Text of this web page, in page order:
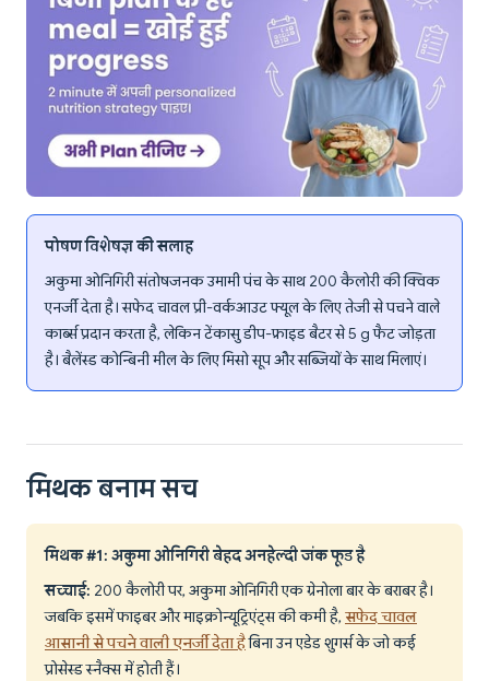
पोषण विशेषज्ञ की सलाह
अकुमा ओनिगिरी संतोषजनक उमामी पंच के साथ 200 कैलोरी की क्विक
एनर्जी देता है। सफेद चावल प्री-वर्कआउट फ्यूल के लिए तेजी से पचने वाले
कार्ब्स प्रदान करता है, लेकिन टेंकासु डीप-फ्राइड बैटर से 5 g फैट जोड़ता
है। बैलेंस्ड कोन्बिनी मील के लिए मिसो सूप और सब्जियों के साथ मिलाएं।
मिथक बनाम सच
मिथक #1: अकुमा ओनिगिरी बेहद अनहेल्दी जंक फूड है
सच्चाई: 200 कैलोरी पर, अकुमा ओनिगिरी एक ग्रेनोला बार के बराबर है।
जबकि इसमें फाइबर और माइक्रोन्यूट्रिएंट्स की कमी है, सफेद चावल
आसानी से पचने वाली एनर्जी देता हैबिना उन एडेड शुगर्स के जो कई
प्रोसेस्ड स्नैक्स में होती हैं।